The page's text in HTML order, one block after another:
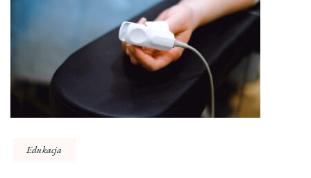
Edukacja